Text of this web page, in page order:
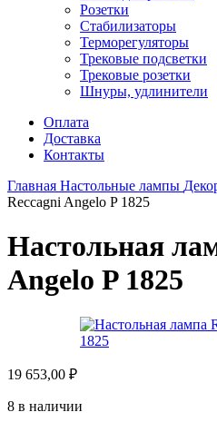
Розетки
Стабилизаторы
Терморегуляторы
Трековые подсветки
Трековые розетки
Шнуры, удлинители
Оплата
Доставка
Контакты
Главная Настольные лампы
Reccagni Angelo P 1825
Настольная
Angelo P 1825
19 653,00 ₽
8 в наличии